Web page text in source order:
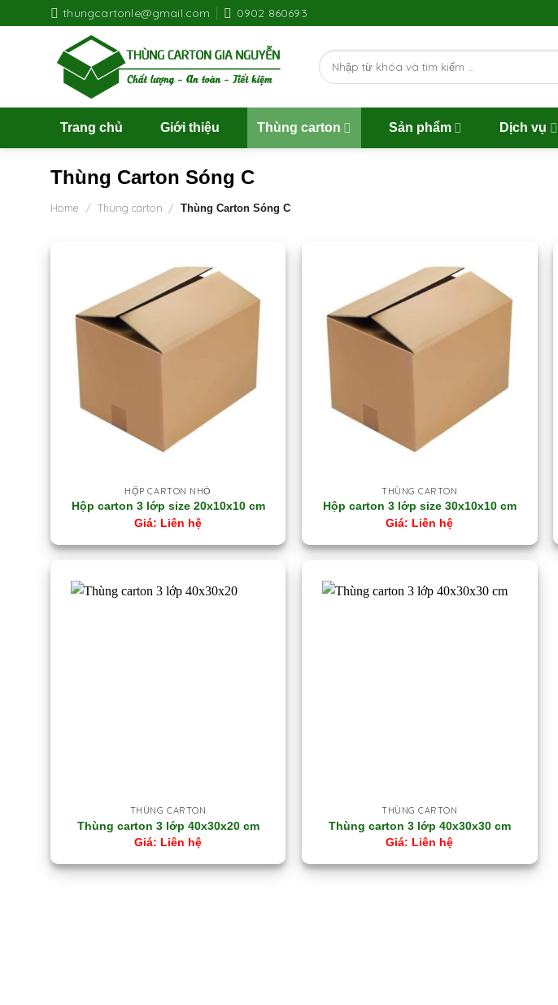
to
thungcartonle@gmail.com 0902 860693
Search
for:
Trang chủ Giới thiệu Thùng carton Sản phẩm Dịch vụ
Thùng Carton Sóng C
Home / Thùng carton / Thùng Carton Sóng C
HỘP CARTON NHỎ
Hộp carton 3 lớp size 20x10x10 cm
Liên hệ
THÙNG CARTON
Hộp carton 3 lớp size 30x10x10 cm
Liên hệ
THÙNG CARTON
Thùng carton 3 lớp 40x30x20 cm
Liên hệ
THÙNG CARTON
Thùng carton 3 lớp 40x30x30 cm
Liên hệ